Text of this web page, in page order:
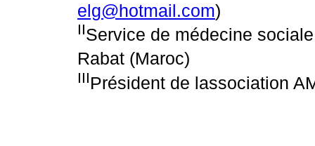
elg@hotmail.com)
IIService de médecine
Rabat (Maroc)
IIIPrésident de lassociation